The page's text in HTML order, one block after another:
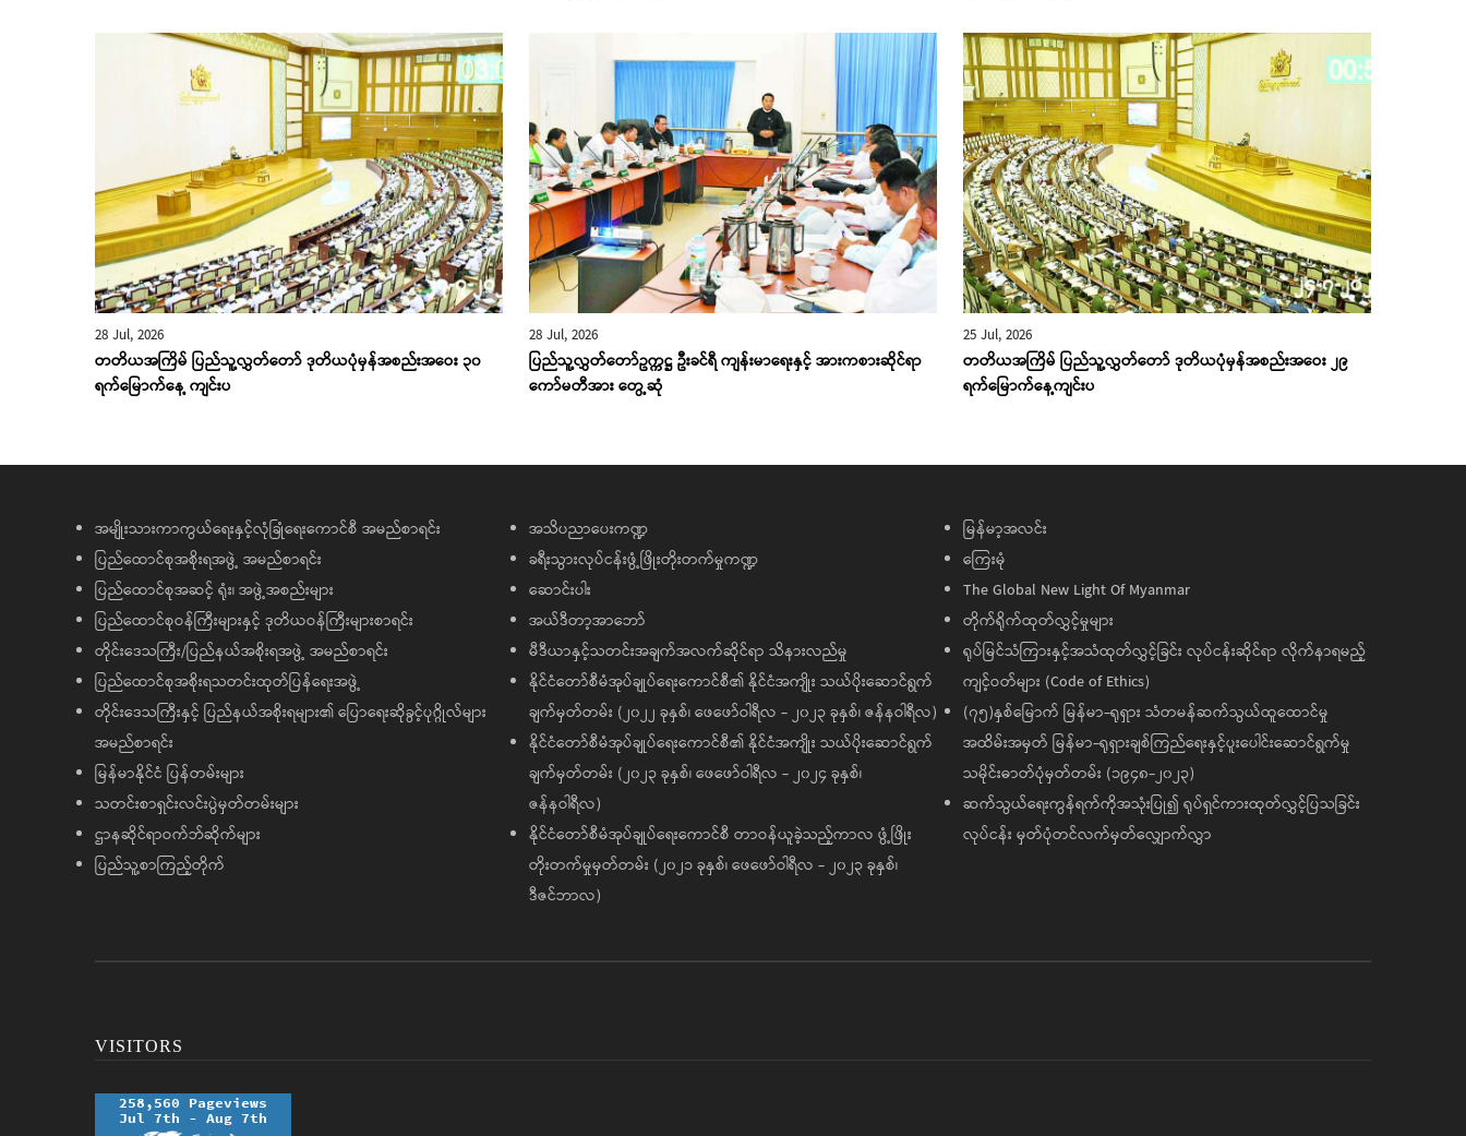
28 Jul, 2026
တတိယအကြိမ် ပြည်သူ့လွှတ်တော် ဒုတိယပုံမှန်အစည်းအဝေး ၃၀
ရက်မြောက်နေ့ ကျင်းပ
28 Jul, 2026
ပြည်သူ့လွှတ်တော်ဥက္ကဋ္ဌ ဦးခင်ရီ ကျန်းမာရေးနှင့် အားကစားဆိုင်ရာ
ကော်မတီအား တွေ့ဆုံ
25 Jul, 2026
တတိယအကြိမ် ပြည်သူ့လွှတ်တော် ဒုတိယပုံမှန်အစည်းအဝေး ၂၉
ရက်မြောက်နေ့ကျင်းပ
အမျိုးသားကာကွယ်ရေးနှင့်လုံခြုံရေးကောင်စီ အမည်စာရင်း
ပြည်ထောင်စုအစိုးရအဖွဲ့ အမည်စာရင်း
ပြည်ထောင်စုအဆင့် ရုံး၊ အဖွဲ့အစည်းများ
ပြည်ထောင်စုဝန်ကြီးများနှင့် ဒုတိယဝန်ကြီးများစာရင်း
တိုင်းဒေသကြီး/ပြည်နယ်အစိုးရအဖွဲ့ အမည်စာရင်း
ပြည်ထောင်စုအစိုးရသတင်းထုတ်ပြန်ရေးအဖွဲ့
တိုင်းဒေသကြီးနှင့် ပြည်နယ်အစိုးရများ၏ ပြောရေးဆိုခွင့်ပုဂ္ဂိုလ်များ
အမည်စာရင်း
မြန်မာနိုင်ငံ ပြန်တမ်းများ
သတင်းစာရှင်းလင်းပွဲမှတ်တမ်းများ
ဌာနဆိုင်ရာဝက်ဘ်ဆိုက်များ
ပြည်သူ့စာကြည့်တိုက်
အသိပညာပေးကဏ္ဍ
ခရီးသွားလုပ်ငန်းဖွံ့ဖြိုးတိုးတက်မှုကဏ္ဍ
ဆောင်းပါး
အယ်ဒီတာ့အာဘော်
မီဒီယာနှင့်သတင်းအချက်အလက်ဆိုင်ရာ သိနားလည်မှု
နိုင်ငံတော်စီမံအုပ်ချုပ်ရေးကောင်စီ၏ နိုင်ငံအကျိုး သယ်ပိုးဆောင်ရွက်
ချက်မှတ်တမ်း (၂၀၂၂ ခုနှစ်၊ ဖေဖော်ဝါရီလ - ၂၀၂၃ ခုနှစ်၊ ဇန်နဝါရီလ)
နိုင်ငံတော်စီမံအုပ်ချုပ်ရေးကောင်စီ၏ နိုင်ငံအကျိုး သယ်ပိုးဆောင်ရွက်
ချက်မှတ်တမ်း (၂၀၂၃ ခုနှစ်၊ ဖေဖော်ဝါရီလ - ၂၀၂၄ ခုနှစ်၊
ဇန်နဝါရီလ)
နိုင်ငံတော်စီမံအုပ်ချုပ်ရေးကောင်စီ တာဝန်ယူခဲ့သည့်ကာလ ဖွံ့ဖြိုး
တိုးတက်မှုမှတ်တမ်း (၂၀၂၁ ခုနှစ်၊ ဖေဖော်ဝါရီလ - ၂၀၂၃ ခုနှစ်၊
ဒီဇင်ဘာလ)
မြန်မာ့အလင်း
ကြေးမုံ
The Global New Light Of Myanmar
တိုက်ရိုက်ထုတ်လွှင့်မှုများ
ရုပ်မြင်သံကြားနှင့်အသံထုတ်လွှင့်ခြင်း လုပ်ငန်းဆိုင်ရာ လိုက်နာရမည့်
ကျင့်ဝတ်များ (Code of Ethics)
(၇၅)နှစ်မြောက် မြန်မာ-ရုရှား သံတမန်ဆက်သွယ်ထူထောင်မှု
အထိမ်းအမှတ် မြန်မာ-ရုရှားချစ်ကြည်ရေးနှင့်ပူးပေါင်းဆောင်ရွက်မှု
သမိုင်းဓာတ်ပုံမှတ်တမ်း (၁၉၄၈-၂၀၂၃)
ဆက်သွယ်ရေးကွန်ရက်ကိုအသုံးပြု၍ ရုပ်ရှင်ကားထုတ်လွှင့်ပြသခြင်း
လုပ်ငန်း မှတ်ပုံတင်လက်မှတ်လျှောက်လွှာ
VISITORS